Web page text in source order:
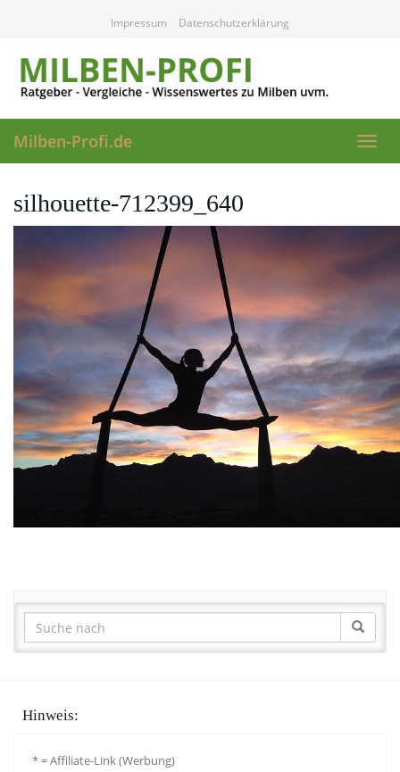
content
Impressum Datenschutzerklärung
Milben-Profi.de
silhouette-712399_640
Hinweis:
* = Affiliate-Link (Werbung)